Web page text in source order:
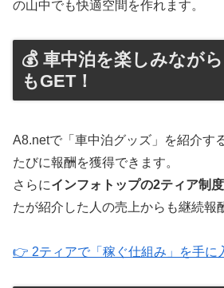
の山中でも快適空間を作れます。
💰 車中泊を楽しみながら
もGET！
A8.netで「車中泊グッズ」を紹介す
たびに報酬を獲得できます。
さらにインフォトップの2ティア制度
たが紹介した人の売上からも継続報
👉 2ティアで「稼ぐ仕組み」を手に